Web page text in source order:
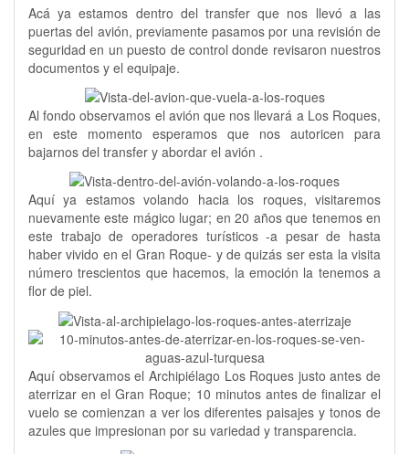
Acá ya estamos dentro del transfer que nos llevó a las
puertas del avión, previamente pasamos por una revisión de
seguridad en un puesto de control donde revisaron nuestros
documentos y el equipaje.
Al fondo observamos el avión que nos llevará a Los Roques,
en este momento esperamos que nos autoricen para
bajarnos del transfer y abordar el avión .
Aquí ya estamos volando hacia los roques, visitaremos
nuevamente este mágico lugar; en 20 años que tenemos en
este trabajo de operadores turísticos -a pesar de hasta
haber vivido en el Gran Roque- y de quizás ser esta la visita
número trescientos que hacemos, la emoción la tenemos a
flor de piel.
Aquí observamos el Archipiélago Los Roques justo antes de
aterrizar en el Gran Roque; 10 minutos antes de finalizar el
vuelo se comienzan a ver los diferentes paisajes y tonos de
azules que impresionan por su variedad y transparencia.